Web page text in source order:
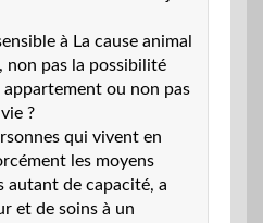
à La cause animal
non pas la possibilité
appartement ou non pas
?
qui vivent en
les moyens
autant de capacité, a
et de soins à un